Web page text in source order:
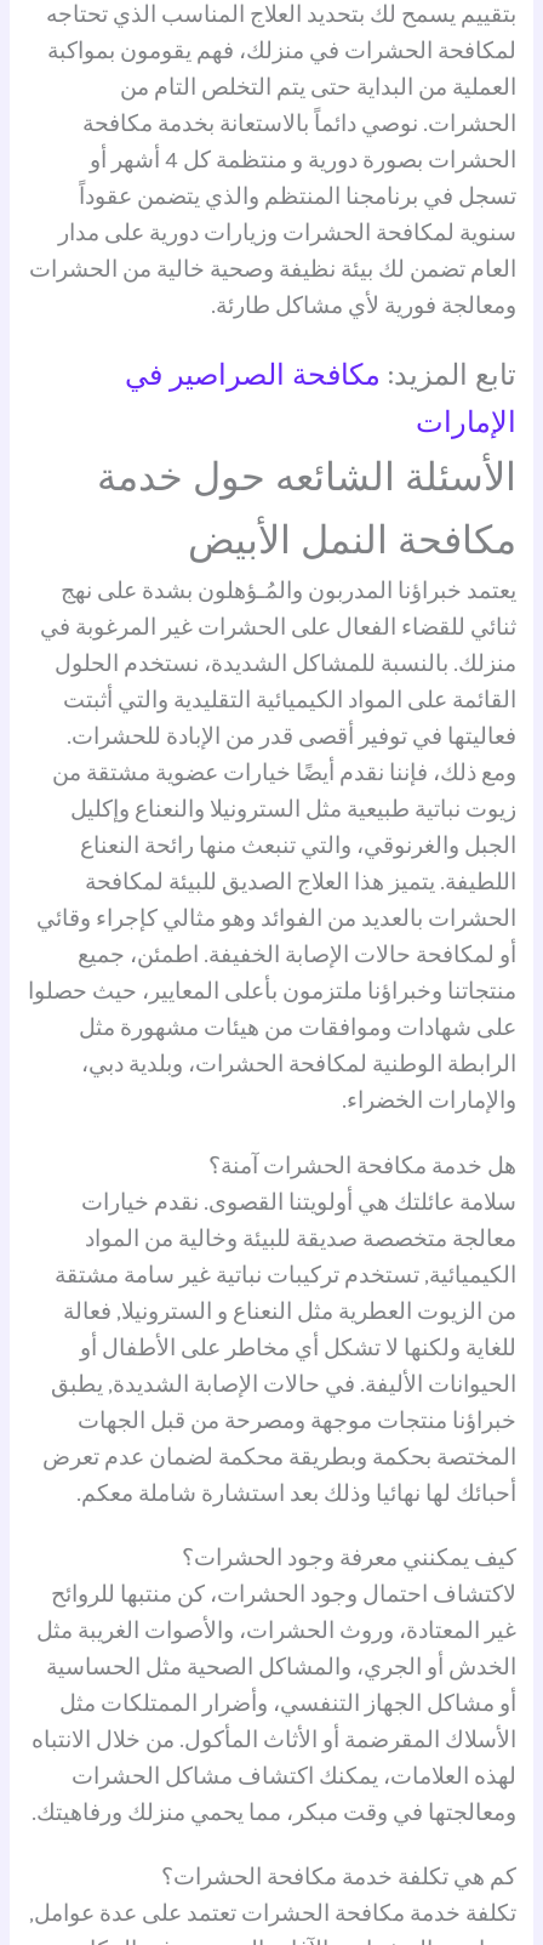
بتقييم يسمح لك بتحديد العلاج المناسب الذي تحتاجه
لمكافحة الحشرات في منزلك، فهم يقومون بمواكبة
العملية من البداية حتى يتم التخلص التام من
الحشرات. نوصي دائماً بالاستعانة بخدمة مكافحة
الحشرات بصورة دورية و منتظمة كل 4 أشهر أو
تسجل في برنامجنا المنتظم والذي يتضمن عقوداً
سنوية لمكافحة الحشرات وزيارات دورية على مدار
العام تضمن لك بيئة نظيفة وصحية خالية من الحشرات
ومعالجة فورية لأي مشاكل طارئة.
تابع المزيد: مكافحة الصراصير في
الإمارات
الأسئلة الشائعه حول خدمة
مكافحة النمل الأبيض
يعتمد خبراؤنا المدربون والمُـؤهلون بشدة على نهج
ثنائي للقضاء الفعال على الحشرات غير المرغوبة في
منزلك. بالنسبة للمشاكل الشديدة، نستخدم الحلول
القائمة على المواد الكيميائية التقليدية والتي أثبتت
فعاليتها في توفير أقصى قدر من الإبادة للحشرات.
ومع ذلك، فإننا نقدم أيضًا خيارات عضوية مشتقة من
زيوت نباتية طبيعية مثل السترونيلا والنعناع وإكليل
الجبل والغرنوقي، والتي تنبعث منها رائحة النعناع
اللطيفة. يتميز هذا العلاج الصديق للبيئة لمكافحة
الحشرات بالعديد من الفوائد وهو مثالي كإجراء وقائي
أو لمكافحة حالات الإصابة الخفيفة. اطمئن، جميع
منتجاتنا وخبراؤنا ملتزمون بأعلى المعايير، حيث حصلوا
على شهادات وموافقات من هيئات مشهورة مثل
الرابطة الوطنية لمكافحة الحشرات، وبلدية دبي،
والإمارات الخضراء.
هل خدمة مكافحة الحشرات آمنة؟
سلامة عائلتك هي أولويتنا القصوى. نقدم خيارات
معالجة متخصصة صديقة للبيئة وخالية من المواد
الكيميائية, تستخدم تركيبات نباتية غير سامة مشتقة
من الزيوت العطرية مثل النعناع و السترونيلا, فعالة
للغاية ولكنها لا تشكل أي مخاطر على الأطفال أو
الحيوانات الأليفة. في حالات الإصابة الشديدة, يطبق
خبراؤنا منتجات موجهة ومصرحة من قبل الجهات
المختصة بحكمة وبطريقة محكمة لضمان عدم تعرض
أحبائك لها نهائيا وذلك بعد استشارة شاملة معكم.
كيف يمكنني معرفة وجود الحشرات؟
لاكتشاف احتمال وجود الحشرات، كن منتبها للروائح
غير المعتادة، وروث الحشرات، والأصوات الغريبة مثل
الخدش أو الجري، والمشاكل الصحية مثل الحساسية
أو مشاكل الجهاز التنفسي، وأضرار الممتلكات مثل
الأسلاك المقرضمة أو الأثاث المأكول. من خلال الانتباه
لهذه العلامات، يمكنك اكتشاف مشاكل الحشرات
ومعالجتها في وقت مبكر، مما يحمي منزلك ورفاهيتك.
كم هي تكلفة خدمة مكافحة الحشرات؟
تكلفة خدمة مكافحة الحشرات تعتمد على عدة عوامل,